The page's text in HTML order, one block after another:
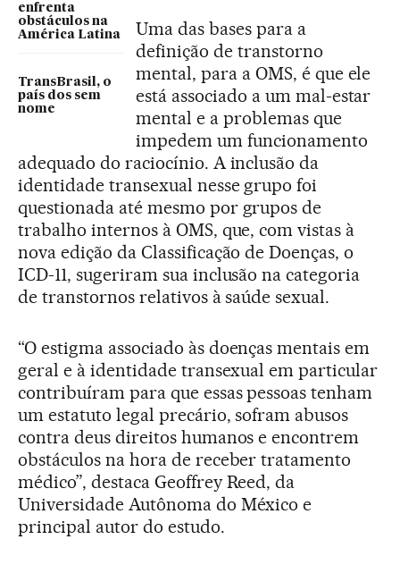
enfrenta
obstáculos na
América Latina
TransBrasil, o
país dos sem
nome
Uma das bases para a
definição de transtorno
mental, para a OMS, é que ele
está associado a um mal-estar
mental e a problemas que
impedem um funcionamento
adequado do raciocínio. A inclusão da
identidade transexual nesse grupo foi
questionada até mesmo por grupos de
trabalho internos à OMS, que, com vistas à
nova edição da Classificação de Doenças, o
ICD-11, sugeriram sua inclusão na categoria
de transtornos relativos à saúde sexual.
“O estigma associado às doenças mentais em
geral e à identidade transexual em particular
contribuíram para que essas pessoas tenham
um estatuto legal precário, sofram abusos
contra deus direitos humanos e encontrem
obstáculos na hora de receber tratamento
médico”, destaca Geoffrey Reed, da
Universidade Autônoma do México e
principal autor do estudo.